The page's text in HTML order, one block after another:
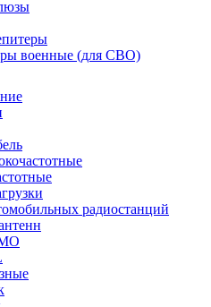
военные (для СВО)
радиостанций